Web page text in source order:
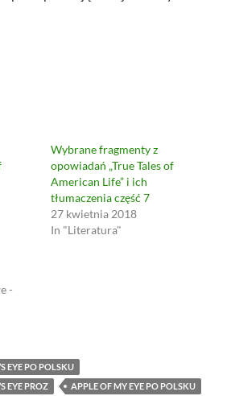
Wybrane fragmenty z
opowiadań „True Tales of
American Life” i ich
tłumaczenia część 7
27 kwietnia 2018
In "Literatura"
-
EYE PO POLSKU
EYE PROZ
APPLE OF MY EYE PO POLSKU